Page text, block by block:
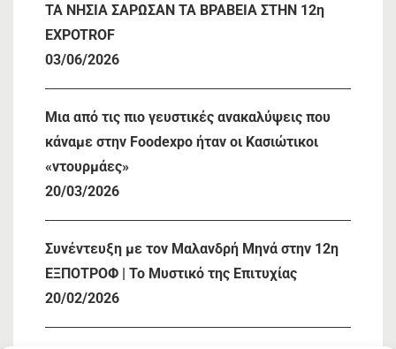
TA NHΣΙΑ ΣΑΡΩΣΑΝ ΤΑ ΒΡΑΒΕΙΑ ΣΤΗΝ 12η
EXPOTROF
03/06/2026
Μια από τις πιο γευστικές ανακαλύψεις που
κάναμε στην Foodexpo ήταν οι Κασιώτικοι
«ντουρμάες»
20/03/2026
Συνέντευξη με τον Μαλανδρή Μηνά στην 12η
ΕΞΠΟΤΡΟΦ | Το Μυστικό της Επιτυχίας
20/02/2026